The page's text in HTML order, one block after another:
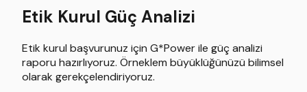
Etik Kurul Güç Analizi
Etik kurul başvurunuz için G*Power ile güç analizi
raporu hazırlıyoruz. Örneklem büyüklüğünüzü bilimsel
olarak gerekçelendiriyoruz.